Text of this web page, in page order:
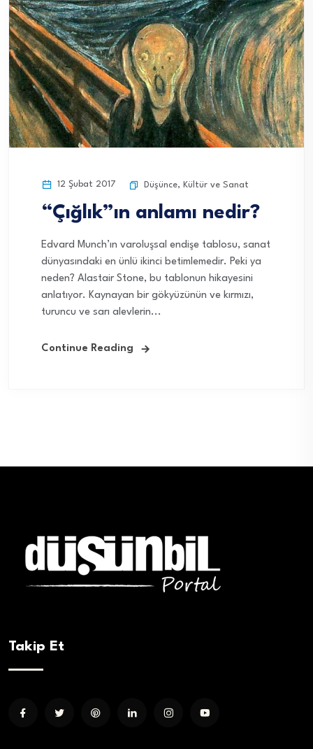
12 Şubat 2017 Düşünce, Kültür ve Sanat
“Çığlık”ın anlamı nedir?
Edvard Munch’ın varoluşsal endişe tablosu, sanat
dünyasındaki en ünlü ikinci betimlemedir. Peki ya
neden? Alastair Stone, bu tablonun hikayesini
anlatıyor. Kaynayan bir gökyüzünün ve kırmızı,
turuncu ve sarı alevlerin...
Continue Reading
Takip Et